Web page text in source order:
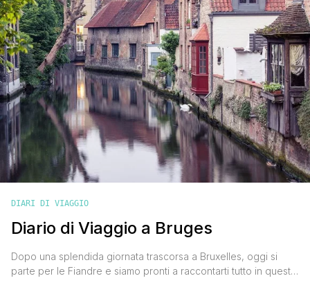
DIARI DI VIAGGIO
Diario di Viaggio a Bruges
Dopo una splendida giornata trascorsa a Bruxelles, oggi si
parte per le Fiandre e siamo pronti a raccontarti tutto in questo